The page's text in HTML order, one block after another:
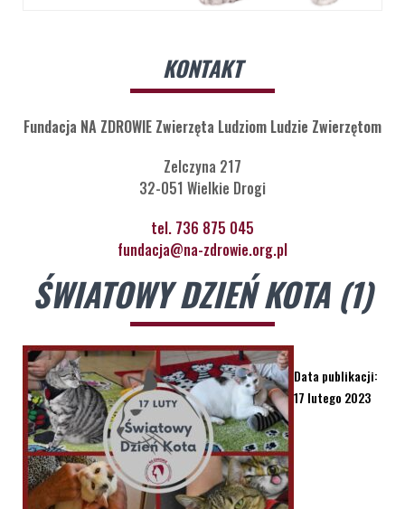
KONTAKT
Fundacja NA ZDROWIE Zwierzęta Ludziom Ludzie Zwierzętom
Zelczyna 217
32-051 Wielkie Drogi
tel. 736 875 045
fundacja@na-zdrowie.org.pl
ŚWIATOWY DZIEŃ KOTA (1)
Data publikacji:
17 lutego 2023